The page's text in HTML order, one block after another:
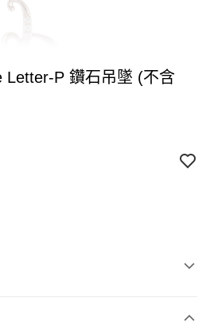
Letter-P 鑽石吊墜 (不含